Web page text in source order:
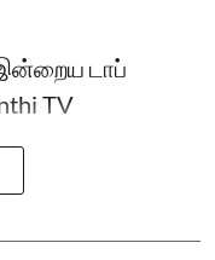
இன்றைய டாப்
TV